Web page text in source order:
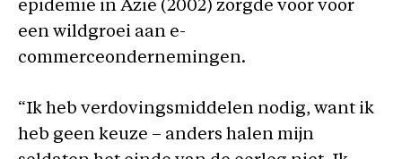
epidemie in Azië (2002) zorgde voor voor
een wildgroei aan e-
commerceondernemingen.
“Ik heb verdovingsmiddelen nodig, want ik
heb geen keuze – anders halen mijn